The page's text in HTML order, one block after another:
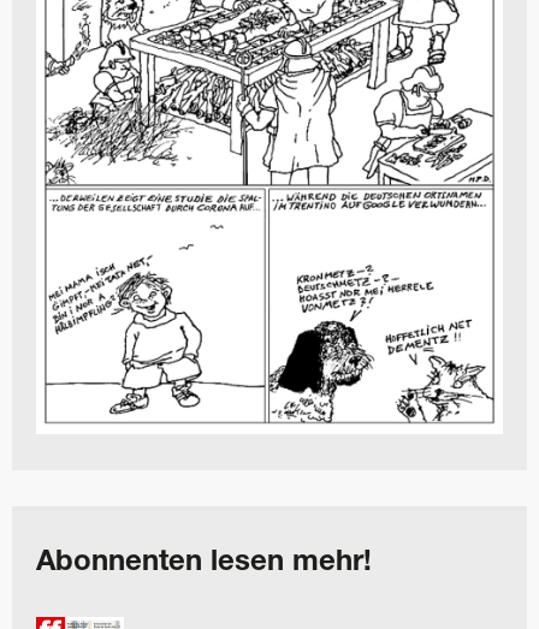
Abonnenten lesen mehr!